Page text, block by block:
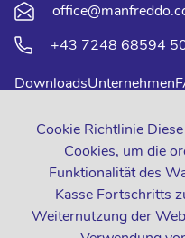
Cookie Richtlinie
Cookies, um die
Funktionalität des
Kasse Fortschritts
Weiternutzung der
+43 7248 68594
DownloadsUnternehmen